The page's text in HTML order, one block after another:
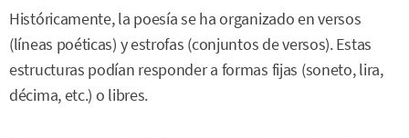
Históricamente, la poesía se ha organizado en versos
(líneas poéticas) y estrofas (conjuntos de versos). Estas
estructuras podían responder a formas fijas (soneto, lira,
décima, etc.) o libres.